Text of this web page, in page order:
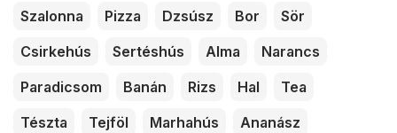
Szalonna
Pizza Dzsúsz Bor
Sör
Csirkehús
Sertéshús Alma
Narancs
Paradicsom
Banán Rizs Hal
Tea
Tészta
Tejföl Marhahús
Ananász